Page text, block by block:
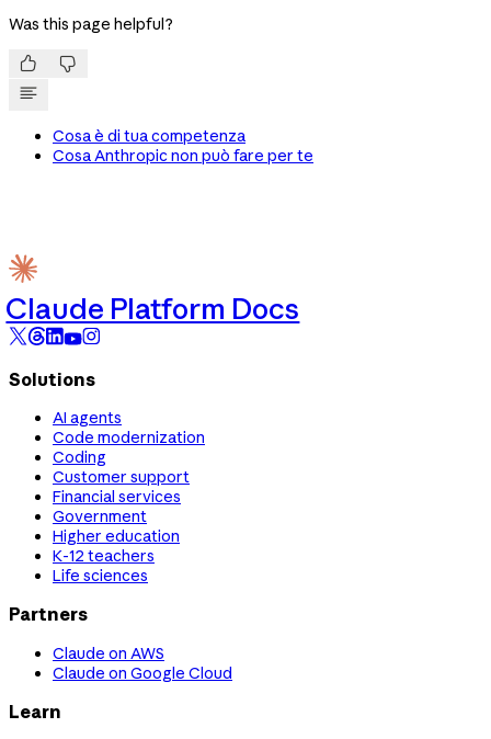
Was this page helpful?
 
Cosa è di tua competenza
Cosa Anthropic non può fare per te
Claude Platform Docs
Solutions
AI agents
Code modernization
Coding
Customer support
Financial services
Government
Higher education
K-12 teachers
Life sciences
Partners
Claude on AWS
Claude on Google Cloud
Learn